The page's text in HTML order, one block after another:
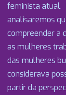
feminista atual.
analisaremos
compreender a
as mulheres
das mulheres
considerava
partir da